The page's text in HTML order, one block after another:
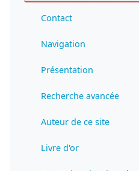
Contact
Navigation
Présentation
Recherche avancée
Auteur de ce site
Livre d'or